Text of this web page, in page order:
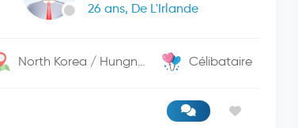
26 ans, De L'Irlande
North Korea / Hungnam Célibataire